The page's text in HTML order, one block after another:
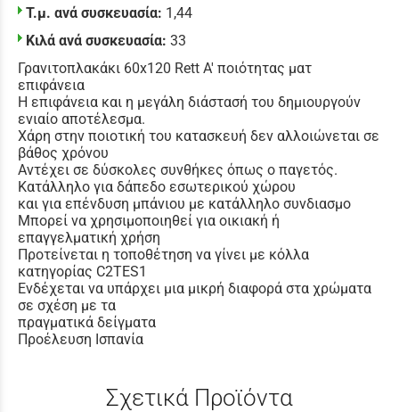
Τ.μ. ανά συσκευασία: 1,44
Κιλά ανά συσκευασία: 33
Γρανιτοπλακάκι 60x120 Rett Α' ποιότητας ματ
επιφάνεια
Η επιφάνεια και η μεγάλη διάστασή του δημιουργούν
ενιαίο αποτέλεσμα.
Χάρη στην ποιοτική του κατασκευή δεν αλλοιώνεται σε
βάθος χρόνου
Αντέχει σε δύσκολες συνθήκες όπως ο παγετός.
Κατάλληλο για δάπεδο εσωτερικού χώρου
και για επένδυση μπάνιου με κατάλληλο συνδιασμο
Μπορεί να χρησιμοποιηθεί για οικιακή ή
επαγγελματική χρήση
Προτείνεται η τοποθέτηση να γίνει με κόλλα
κατηγορίας C2TES1
Ενδέχεται να υπάρχει μια μικρή διαφορά στα χρώματα
σε σχέση με τα
πραγματικά δείγματα
Προέλευση Ισπανία
Σχετικά Προϊόντα